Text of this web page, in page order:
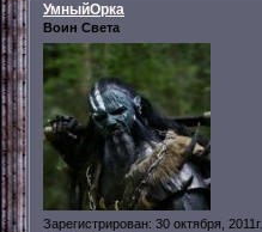
УмныйОрка
Воин Света
Зарегистрирован: 30 октября, 2011г.